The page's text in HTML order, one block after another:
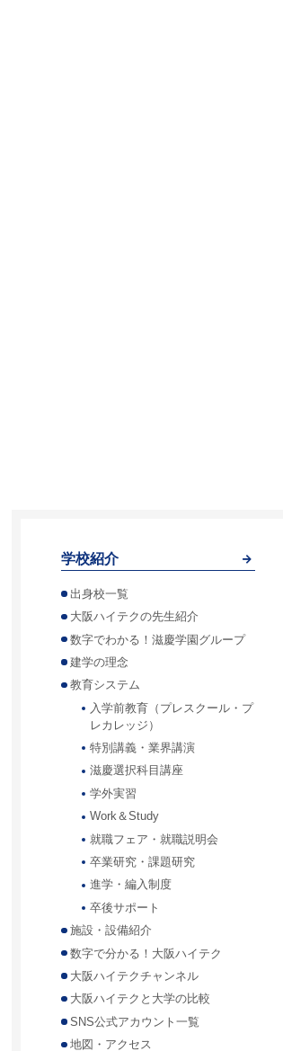
学校紹介
出身校一覧
大阪ハイテクの先生紹介
数字でわかる！滋慶学園グループ
建学の理念
教育システム
入学前教育（プレスクール・プ
レカレッジ）
特別講義・業界講演
滋慶選択科目講座
学外実習
Work＆Study
就職フェア・就職説明会
卒業研究・課題研究
進学・編入制度
卒後サポート
施設・設備紹介
数字で分かる！大阪ハイテク
大阪ハイテクチャンネル
大阪ハイテクと大学の比較
SNS公式アカウント一覧
地図・アクセス